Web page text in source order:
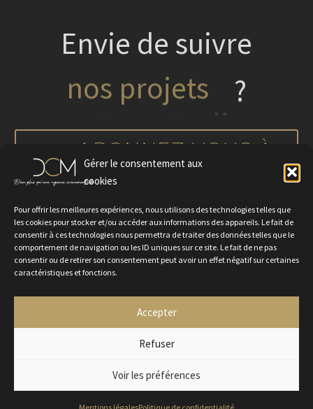
Gérer le consentement aux
cookies
Pour offrir les meilleures expériences, nous utilisons des technologies telles que
les cookies pour stocker et/ou accéder aux informations des appareils. Le fait de
consentir à ces technologies nous permettra de traiter des données telles que le
comportement de navigation ou les ID uniques sur ce site. Le fait de ne pas
consentir ou de retirer son consentement peut avoir un effet négatif sur certaines
caractéristiques et fonctions.
Accepter
Refuser
Voir les préférences
Envie de suivre
nos projets
?
ABONNEZ-VOUS À
NOTRE NEWSLETTER
Mentions légales
Rejoignez-nous
2024 © Agence DCM